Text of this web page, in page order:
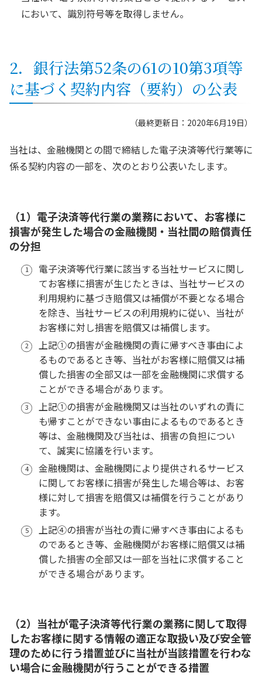
において、識別符号等を取得しません。
2．銀行法第52条の61の10第3項等
に基づく契約内容（要約）の公表
（最終更新日：2020年6月19日）
当社は、金融機関との間で締結した電子決済等代行業等に
係る契約内容の一部を、次のとおり公表いたします。
（1）電子決済等代行業の業務において、お客様に
損害が発生した場合の金融機関・当社間の賠償責任
の分担
電子決済等代行業に該当する当社サービスに関し
てお客様に損害が生じたときは、当社サービスの
利用規約に基づき賠償又は補償が不要となる場合
を除き、当社サービスの利用規約に従い、当社が
お客様に対し損害を賠償又は補償します。
上記①の損害が金融機関の責に帰すべき事由によ
るものであるとき等、当社がお客様に賠償又は補
償した損害の全部又は一部を金融機関に求償する
ことができる場合があります。
上記①の損害が金融機関又は当社のいずれの責に
も帰すことができない事由によるものであるとき
等は、金融機関及び当社は、損害の負担につい
て、誠実に協議を行います。
金融機関は、金融機関により提供されるサービス
に関してお客様に損害が発生した場合等は、お客
様に対して損害を賠償又は補償を行うことがあり
ます。
上記④の損害が当社の責に帰すべき事由によるも
のであるとき等、金融機関がお客様に賠償又は補
償した損害の全部又は一部を当社に求償すること
ができる場合があります。
（2）当社が電子決済等代行業の業務に関して取得
したお客様に関する情報の適正な取扱い及び安全管
理のために行う措置並びに当社が当該措置を行わな
い場合に金融機関が行うことができる措置